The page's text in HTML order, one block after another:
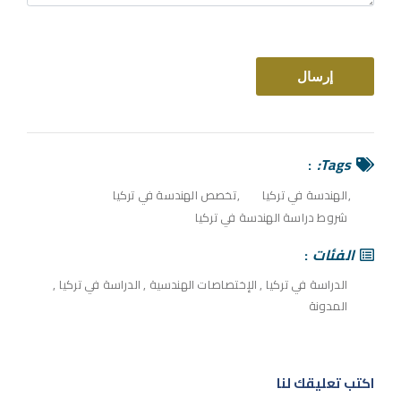
Tags:
الهندسة في تركيا
تخصص الهندسة في تركيا
شروط دراسة الهندسة في تركيا
الفئات
الدراسة في تركيا ,الإختصاصات الهندسية ,الدراسة في تركيا ,
المدونة
اكتب تعليقك لنا